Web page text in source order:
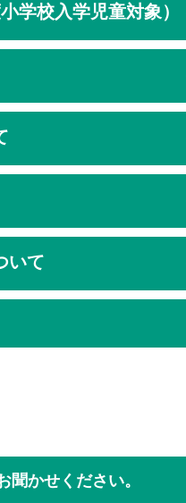
学校入学児童対象）
いて
かせください。